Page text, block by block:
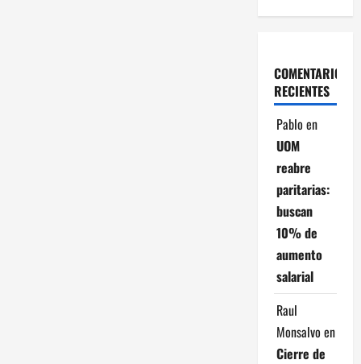
COMENTARIOS
RECIENTES
Pablo en
UOM
reabre
paritarias:
buscan
10% de
aumento
salarial
Raul
Monsalvo en
Cierre de